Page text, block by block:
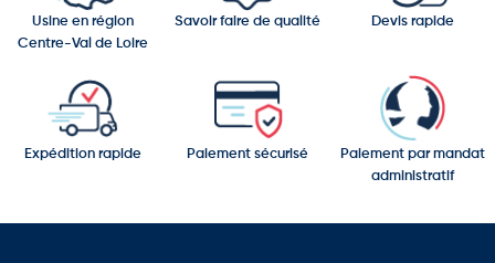
Usine en région
Centre-Val de Loire
Savoir faire de qualité Devis rapide
Expédition rapide Paiement sécurisé
Paiement par mandat
administratif